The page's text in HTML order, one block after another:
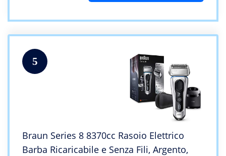
5
Braun Series 8 8370cc Rasoio Elettrico
Barba Ricaricabile e Senza Fili, Argento,